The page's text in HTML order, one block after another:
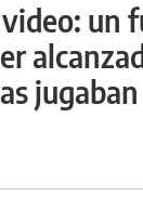
un